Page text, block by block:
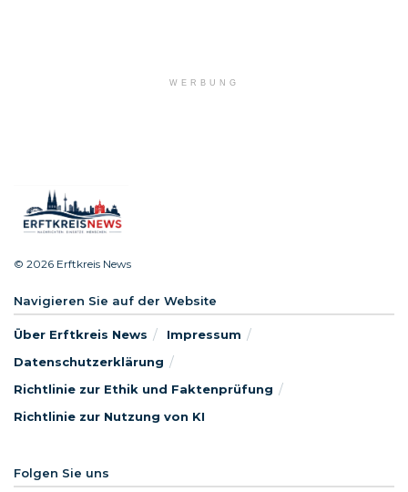
WERBUNG
© 2026 Erftkreis News
Navigieren Sie auf der Website
Über Erftkreis News
Impressum
Datenschutzerklärung
Richtlinie zur Ethik und Faktenprüfung
Richtlinie zur Nutzung von KI
Folgen Sie uns